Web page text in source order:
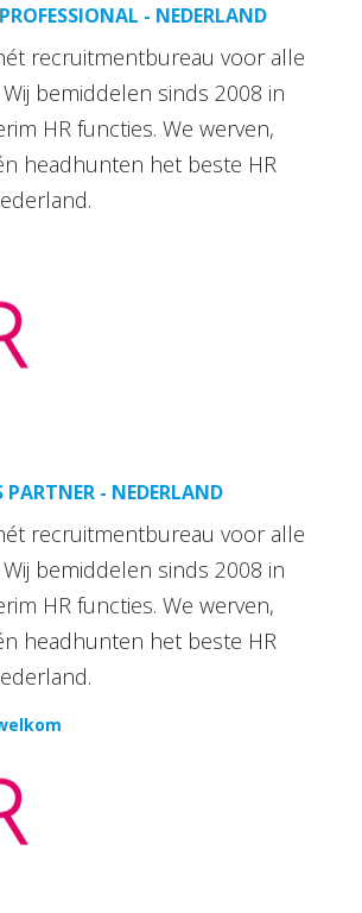
- NEDERLAND
recruitmentbureau voor alle
Wij bemiddelen sinds 2008 in
HR functies. We werven,
headhunten het beste HR
PARTNER - NEDERLAND
recruitmentbureau voor alle
Wij bemiddelen sinds 2008 in
HR functies. We werven,
headhunten het beste HR